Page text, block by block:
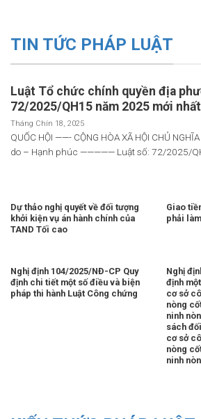
TIN TỨC PHÁP LUẬT
Luật Tổ chức chính quyền địa
72/2025/QH15 năm 2025 mới nhất
Tháng Chín 18, 2025
QUỐC HỘI ——- CỘNG HÒA XÃ HỘI CHỦ
do – Hạnh phúc ————— Luật số: 72/2025/
Dự thảo nghị quyết về đối tượng
khởi kiện vụ án hành chính của
TAND Tối cao
Giao
phải
Nghị định 104/2025/NĐ-CP Quy
định chi tiết một số điều và biện
pháp thi hành Luật Công chứng
Nghị
định
cơ sở
nòng
ninh
sách
cơ sở
nòng
ninh